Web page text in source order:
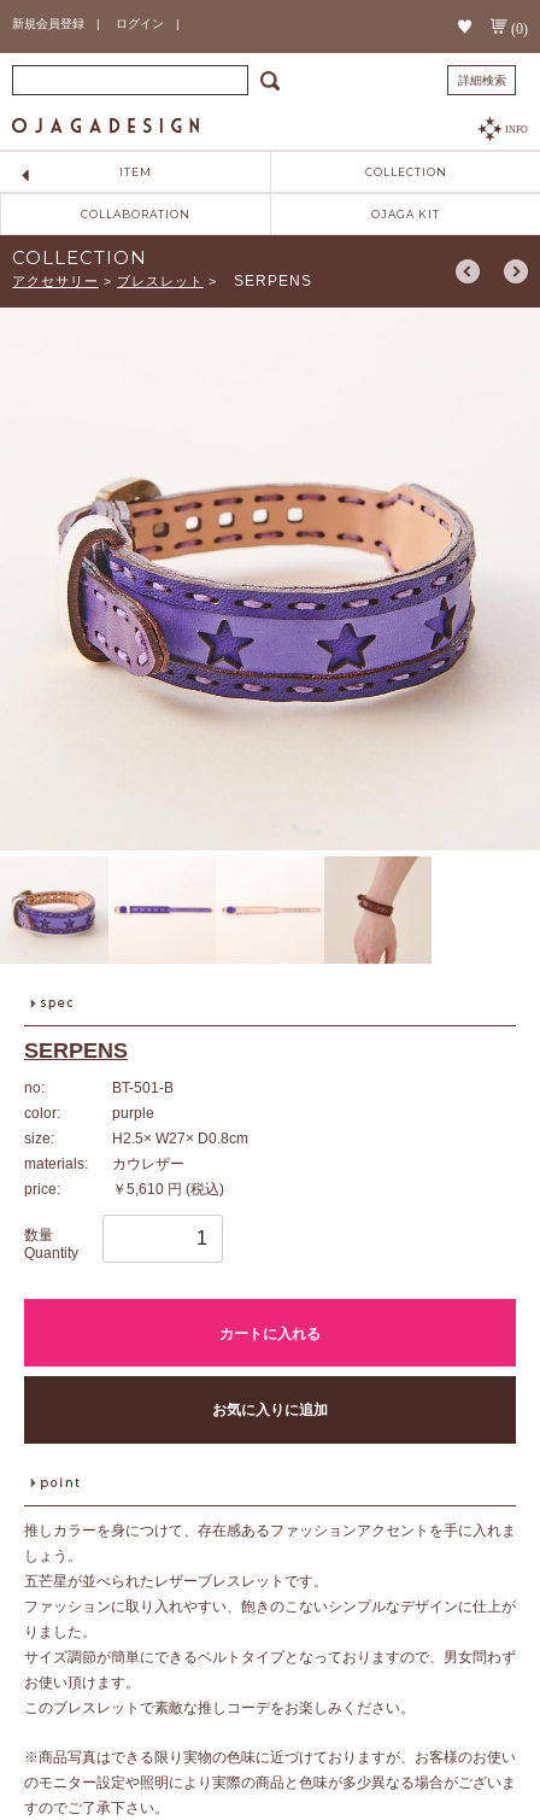
新規会員登録 | ログイン | (0)
詳細検索
INFO
ITEM COLLECTION
COLLABORATION OJAGA KIT
COLLECTION
アクセサリー > ブレスレット > SERPENS
SERPENS
no:
BT-501-B
color:
purple
size:
H2.5× W27× D0.8cm
materials:
カウレザー
price:
￥5,610 円 (税込)
数量
Quantity
カートに入れる
お気に入りに追加
推しカラーを身につけて、存在感あるファッションアクセントを手に入れま
しょう。
五芒星が並べられたレザーブレスレットです。
ファッションに取り入れやすい、飽きのこないシンプルなデザインに仕上が
りました。
サイズ調節が簡単にできるベルトタイプとなっておりますので、男女問わず
お使い頂けます。
このブレスレットで素敵な推しコーデをお楽しみください。
※商品写真はできる限り実物の色味に近づけておりますが、お客様のお使い
のモニター設定や照明により実際の商品と色味が多少異なる場合がございま
すのでご了承下さい。